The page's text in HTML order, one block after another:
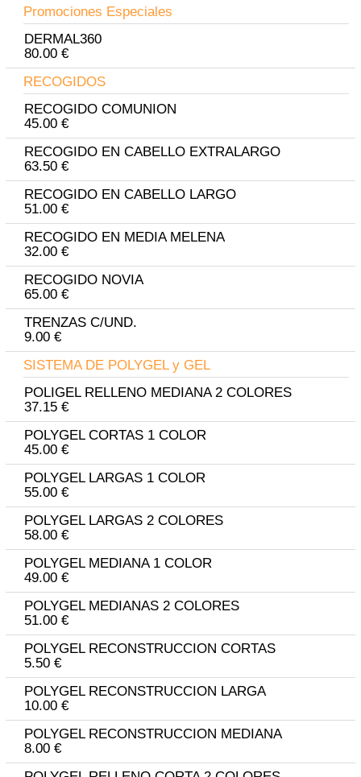
Promociones Especiales
DERMAL360
80.00 €
RECOGIDOS
RECOGIDO COMUNION
45.00 €
RECOGIDO EN CABELLO EXTRALARGO
63.50 €
RECOGIDO EN CABELLO LARGO
51.00 €
RECOGIDO EN MEDIA MELENA
32.00 €
RECOGIDO NOVIA
65.00 €
TRENZAS C/UND.
9.00 €
SISTEMA DE POLYGEL y GEL
POLIGEL RELLENO MEDIANA 2 COLORES
37.15 €
POLYGEL CORTAS 1 COLOR
45.00 €
POLYGEL LARGAS 1 COLOR
55.00 €
POLYGEL LARGAS 2 COLORES
58.00 €
POLYGEL MEDIANA 1 COLOR
49.00 €
POLYGEL MEDIANAS 2 COLORES
51.00 €
POLYGEL RECONSTRUCCION CORTAS
5.50 €
POLYGEL RECONSTRUCCION LARGA
10.00 €
POLYGEL RECONSTRUCCION MEDIANA
8.00 €